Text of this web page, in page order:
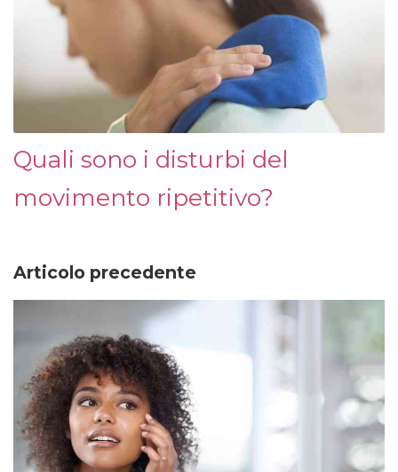
Quali sono i disturbi del
movimento ripetitivo?
Articolo precedente